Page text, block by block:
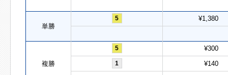
単勝
5 ¥1,380
複勝
5 ¥300
1 ¥140